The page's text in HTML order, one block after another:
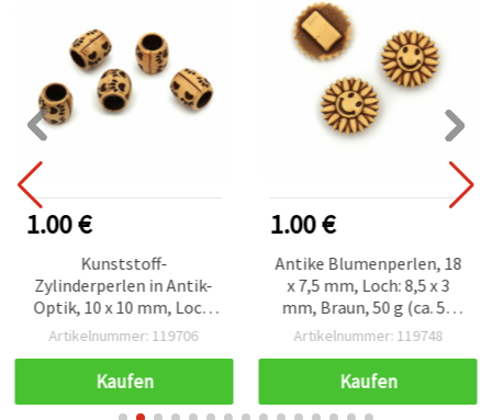
1.00 €
Kunststoff-
Zylinderperlen in Antik-
Optik, 10 x 10 mm, Loch:
5,5 mm, Braun – 50 g (ca.
Schmuckherstellung
Artikelnummer: 119706
Kaufen
1.00 €
Antike Blumenperlen, 18
x 7,5 mm, Loch: 8,5 x 3
mm, Braun, 50 g (ca. 54
Stk.)
Artikelnummer: 119748
Kaufen